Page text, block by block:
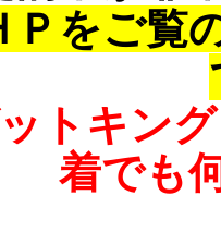
Ｐをご覧
ットキン
着でも